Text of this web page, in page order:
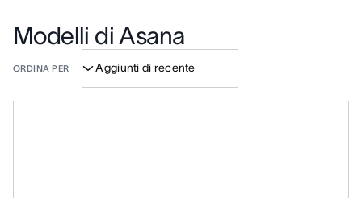
Modelli di Asana
ORDINA PER